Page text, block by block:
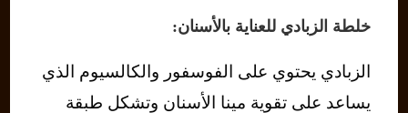
خلطة الزبادي للعناية بالأسنان:
الزبادي يحتوي على الفوسفور والكالسيوم الذي
يساعد على تقوية مينا الأسنان وتشكل طبقة